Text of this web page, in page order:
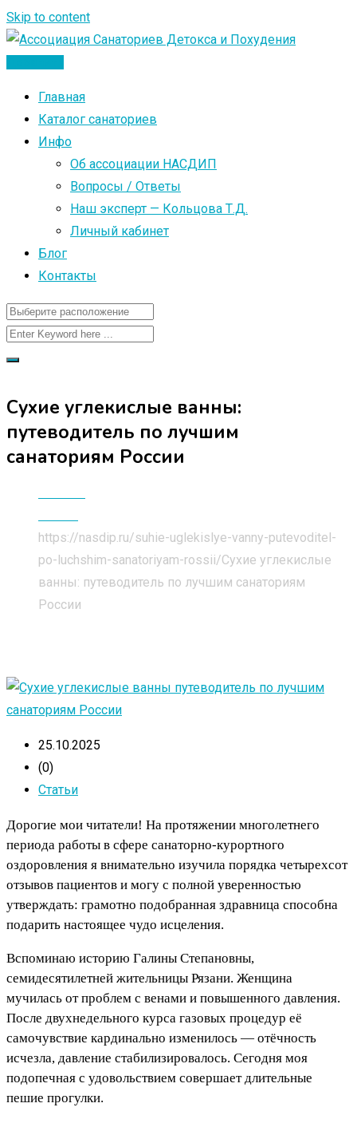
Skip to content
Главная
Каталог санаториев
Инфо
Об ассоциации НАСДИП
Вопросы / Ответы
Наш эксперт — Кольцова Т.Д.
Личный кабинет
Блог
Контакты
Сухие углекислые ванны:
путеводитель по лучшим
санаториям России
https://nasdip.ru/suhie-uglekislye-vanny-putevoditel-
po-luchshim-sanatoriyam-rossii/Сухие углекислые
ванны: путеводитель по лучшим санаториям
России
25.10.2025
(0)
Статьи
Дорогие мои читатели! На протяжении многолетнего
периода работы в сфере санаторно-курортного
оздоровления я внимательно изучила порядка четырехсот
отзывов пациентов и могу с полной уверенностью
утверждать: грамотно подобранная здравница способна
подарить настоящее чудо исцеления.
Вспоминаю историю Галины Степановны,
семидесятилетней жительницы Рязани. Женщина
мучилась от проблем с венами и повышенного давления.
После двухнедельного курса газовых процедур её
самочувствие кардинально изменилось — отёчность
исчезла, давление стабилизировалось. Сегодня моя
подопечная с удовольствием совершает длительные
пешие прогулки.